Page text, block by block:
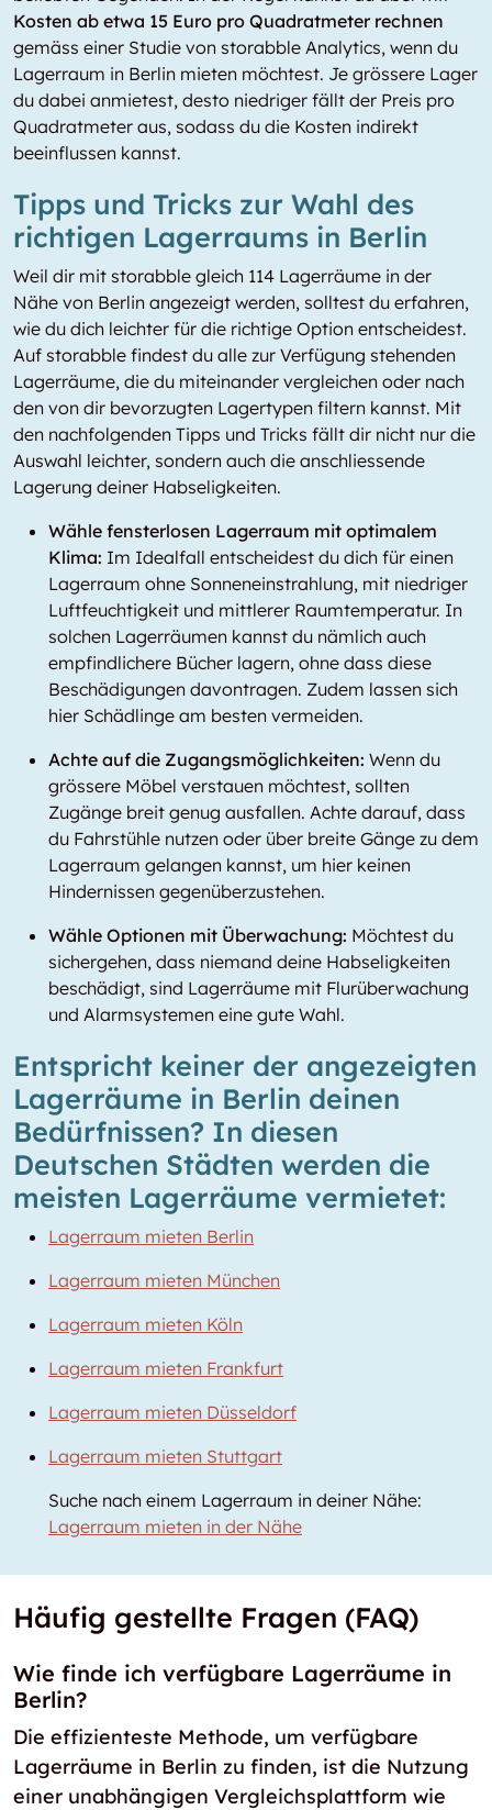
Kosten ab etwa 15 Euro pro Quadratmeter rechnen
gemäss einer Studie von storabble Analytics, wenn du
Lagerraum in Berlin mieten möchtest. Je grössere Lager
du dabei anmietest, desto niedriger fällt der Preis pro
Quadratmeter aus, sodass du die Kosten indirekt
beeinflussen kannst.
Tipps und Tricks zur Wahl des
richtigen Lagerraums in Berlin
Weil dir mit storabble gleich 114 Lagerräume in der
Nähe von Berlin angezeigt werden, solltest du erfahren,
wie du dich leichter für die richtige Option entscheidest.
Auf storabble findest du alle zur Verfügung stehenden
Lagerräume, die du miteinander vergleichen oder nach
den von dir bevorzugten Lagertypen filtern kannst. Mit
den nachfolgenden Tipps und Tricks fällt dir nicht nur die
Auswahl leichter, sondern auch die anschliessende
Lagerung deiner Habseligkeiten.
Wähle fensterlosen Lagerraum mit optimalem
Klima: Im Idealfall entscheidest du dich für einen
Lagerraum ohne Sonneneinstrahlung, mit niedriger
Luftfeuchtigkeit und mittlerer Raumtemperatur. In
solchen Lagerräumen kannst du nämlich auch
empfindlichere Bücher lagern, ohne dass diese
Beschädigungen davontragen. Zudem lassen sich
hier Schädlinge am besten vermeiden.
Achte auf die Zugangsmöglichkeiten: Wenn du
grössere Möbel verstauen möchtest, sollten
Zugänge breit genug ausfallen. Achte darauf, dass
du Fahrstühle nutzen oder über breite Gänge zu dem
Lagerraum gelangen kannst, um hier keinen
Hindernissen gegenüberzustehen.
Wähle Optionen mit Überwachung: Möchtest du
sichergehen, dass niemand deine Habseligkeiten
beschädigt, sind Lagerräume mit Flurüberwachung
und Alarmsystemen eine gute Wahl.
Entspricht keiner der angezeigten
Lagerräume in Berlin deinen
Bedürfnissen? In diesen
Deutschen Städten werden die
meisten Lagerräume vermietet:
Lagerraum mieten Berlin
Lagerraum mieten München
Lagerraum mieten Köln
Lagerraum mieten Frankfurt
Lagerraum mieten Düsseldorf
Lagerraum mieten Stuttgart
Suche nach einem Lagerraum in deiner Nähe:
Lagerraum mieten in der Nähe
Häufig gestellte Fragen (FAQ)
Wie finde ich verfügbare Lagerräume in
Berlin?
Die effizienteste Methode, um verfügbare
Lagerräume in Berlin zu finden, ist die Nutzung
einer unabhängigen Vergleichsplattform wie